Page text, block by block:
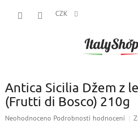
CZK
Antica Sicilia Džem z
(Frutti di Bosco) 210g
Průměrné
Neohodnoceno Podrobnosti hodnocení